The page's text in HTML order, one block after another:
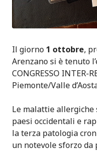
Il giorno 1 ottobre,
Arenzano si è tenuto
CONGRESSO INTER-
Piemonte/Valle
Le malattie
paesi occidentali e
la terza patologia
un notevole sforzo